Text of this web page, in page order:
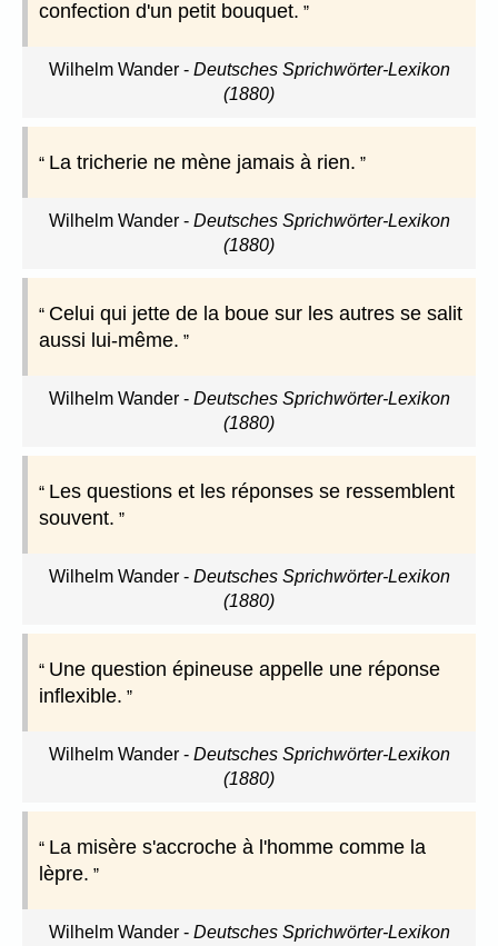
confection d'un petit bouquet.
Wilhelm Wander- Deutsches Sprichwörter-Lexikon
(1880)
La tricherie ne mène jamais à rien.
Wilhelm Wander- Deutsches Sprichwörter-Lexikon
(1880)
Celui qui jette de la boue sur les autres se salit
aussi lui-même.
Wilhelm Wander- Deutsches Sprichwörter-Lexikon
(1880)
Les questions et les réponses se ressemblent
souvent.
Wilhelm Wander- Deutsches Sprichwörter-Lexikon
(1880)
Une question épineuse appelle une réponse
inflexible.
Wilhelm Wander- Deutsches Sprichwörter-Lexikon
(1880)
La misère s'accroche à l'homme comme la
lèpre.
Wilhelm Wander- Deutsches Sprichwörter-Lexikon